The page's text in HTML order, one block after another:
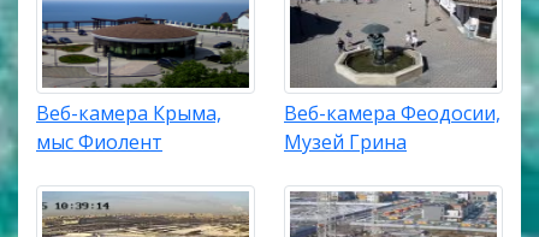
Веб-камера Крыма,
мыс Фиолент
Веб-камера Феодосии,
Музей Грина